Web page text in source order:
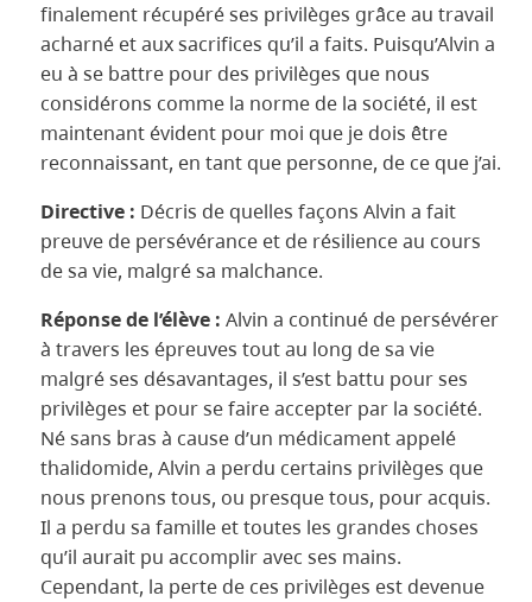
finalement récupéré ses privilèges grâce au travail
acharné et aux sacrifices qu’il a faits. Puisqu’Alvin a
eu à se battre pour des privilèges que nous
considérons comme la norme de la société, il est
maintenant évident pour moi que je dois être
reconnaissant, en tant que personne, de ce que j’ai.
Directive : Décris de quelles façons Alvin a fait
preuve de persévérance et de résilience au cours
de sa vie, malgré sa malchance.
Réponse de l’élève : Alvin a continué de persévérer
à travers les épreuves tout au long de sa vie
malgré ses désavantages, il s’est battu pour ses
privilèges et pour se faire accepter par la société.
Né sans bras à cause d’un médicament appelé
thalidomide, Alvin a perdu certains privilèges que
nous prenons tous, ou presque tous, pour acquis.
Il a perdu sa famille et toutes les grandes choses
qu’il aurait pu accomplir avec ses mains.
Cependant, la perte de ces privilèges est devenue